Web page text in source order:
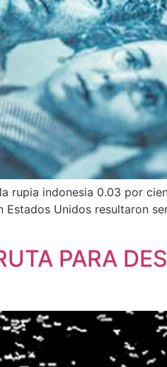
rupia indonesia 0.03 por
Unidos resultaron
PARA